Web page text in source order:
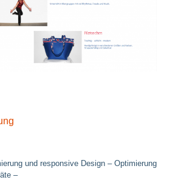
und responsive Design – Optimierung
–